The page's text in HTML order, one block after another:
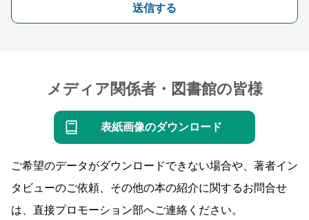
送信する
メディア関係者・図書館の皆様
表紙画像のダウンロード
ご希望のデータがダウンロードできない場合や、著者イン
タビューのご依頼、その他の本の紹介に関するお問合せ
は、直接プロモーション部へご連絡ください。